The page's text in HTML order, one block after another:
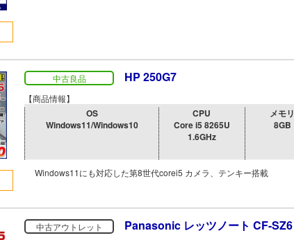
中古良品 HP 250G7
【商品情報】
OS
Windows11/Windows10
CPU
Core i5 8265U
1.6GHz
メモリ
8GB
Windows11にも対応した第8世代corei5 カメラ、テンキー搭載
中古アウトレット Panasonic レッツノート CF-SZ6